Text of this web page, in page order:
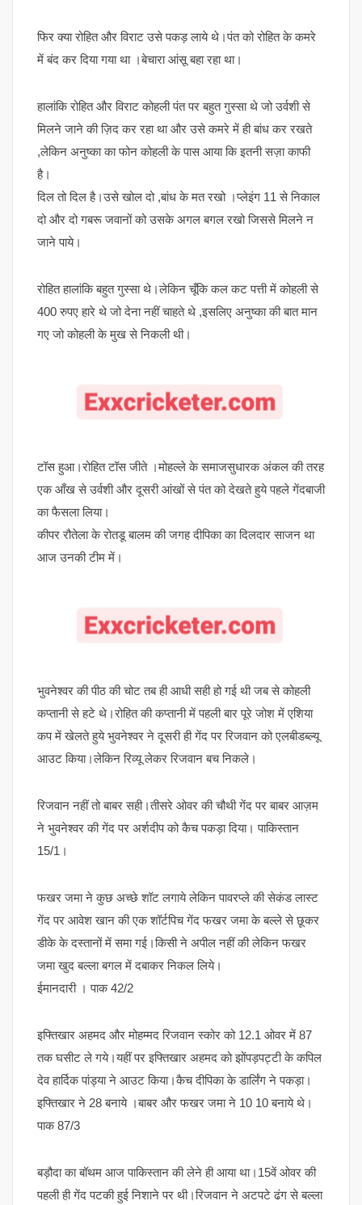
फिर क्या रोहित और विराट उसे पकड़ लाये थे।पंत को रोहित के कमरे
में बंद कर दिया गया था ।बेचारा आंसू बहा रहा था।
हालांकि रोहित और विराट कोहली पंत पर बहुत गुस्सा थे जो उर्वशी से
मिलने जाने की ज़िद कर रहा था और उसे कमरे में ही बांध कर रखते
,लेकिन अनुष्का का फोन कोहली के पास आया कि इतनी सज़ा काफी
है।
दिल तो दिल है।उसे खोल दो ,बांध के मत रखो ।प्लेइंग 11 से निकाल
दो और दो गबरू जवानों को उसके अगल बगल रखो जिससे मिलने न
जाने पाये।
रोहित हालांकि बहुत गुस्सा थे।लेकिन चूँकि कल कट पत्ती में कोहली से
400 रुपए हारे थे जो देना नहीं चाहते थे ,इसलिए अनुष्का की बात मान
गए जो कोहली के मुख से निकली थी।
टॉस हुआ।रोहित टॉस जीते ।मोहल्ले के समाजसुधारक अंकल की तरह
एक आँख से उर्वशी और दूसरी आंखों से पंत को देखते हुये पहले गेंदबाजी
का फैसला लिया।
कीपर रौतेला के रोतडू बालम की जगह दीपिका का दिलदार साजन था
आज उनकी टीम में।
भुवनेश्वर की पीठ की चोट तब ही आधी सही हो गई थी जब से कोहली
कप्तानी से हटे थे।रोहित की कप्तानी में पहली बार पूरे जोश में एशिया
कप में खेलते हुये भुवनेश्वर ने दूसरी ही गेंद पर रिजवान को एलबीडब्ल्यू
आउट किया।लेकिन रिव्यू लेकर रिजवान बच निकले।
रिजवान नहीं तो बाबर सही।तीसरे ओवर की चौथी गेंद पर बाबर आज़म
ने भुवनेश्वर की गेंद पर अर्शदीप को कैच पकड़ा दिया। पाकिस्तान
15/1।
फखर जमा ने कुछ अच्छे शॉट लगाये लेकिन पावरप्ले की सेकंड लास्ट
गेंद पर आवेश खान की एक शॉर्टपिच गेंद फखर जमा के बल्ले से छूकर
डीके के दस्तानों में समा गई।किसी ने अपील नहीं की लेकिन फखर
जमा खुद बल्ला बगल में दबाकर निकल लिये।
ईमानदारी । पाक 42/2
इफ्तिखार अहमद और मोहम्मद रिजवान स्कोर को 12.1 ओवर में 87
तक घसीट ले गये।यहीं पर इफ्तिखार अहमद को झोंपड़पट्टी के कपिल
देव हार्दिक पांड्या ने आउट किया।कैच दीपिका के डार्लिंग ने पकड़ा।
इफ्तिखार ने 28 बनाये ।बाबर और फखर जमा ने 10 10 बनाये थे।
पाक 87/3
बड़ौदा का बॉथम आज पाकिस्तान की लेने ही आया था।15वें ओवर की
पहली ही गेंद पटकी हुई निशाने पर थी।रिजवान ने अटपटे ढंग से बल्ला